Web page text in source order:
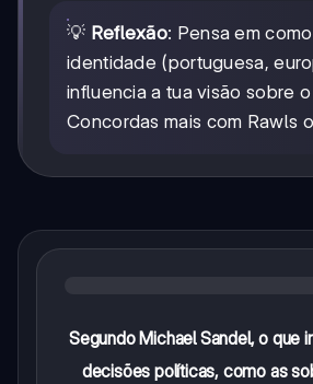
💡 Reflexão: Pensa em
identidade (portuguesa,
influencia a tua visão sobre
Concordas mais com Rawls
Segundo Michael Sandel, o que
decisões políticas, como as